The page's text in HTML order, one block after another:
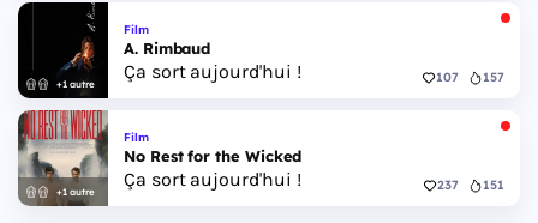
+1 autre
Film
A. Rimbaud
Ça sort aujourd'hui ! 107 157
+1 autre
Film
No Rest for the Wicked
Ça sort aujourd'hui ! 237 151